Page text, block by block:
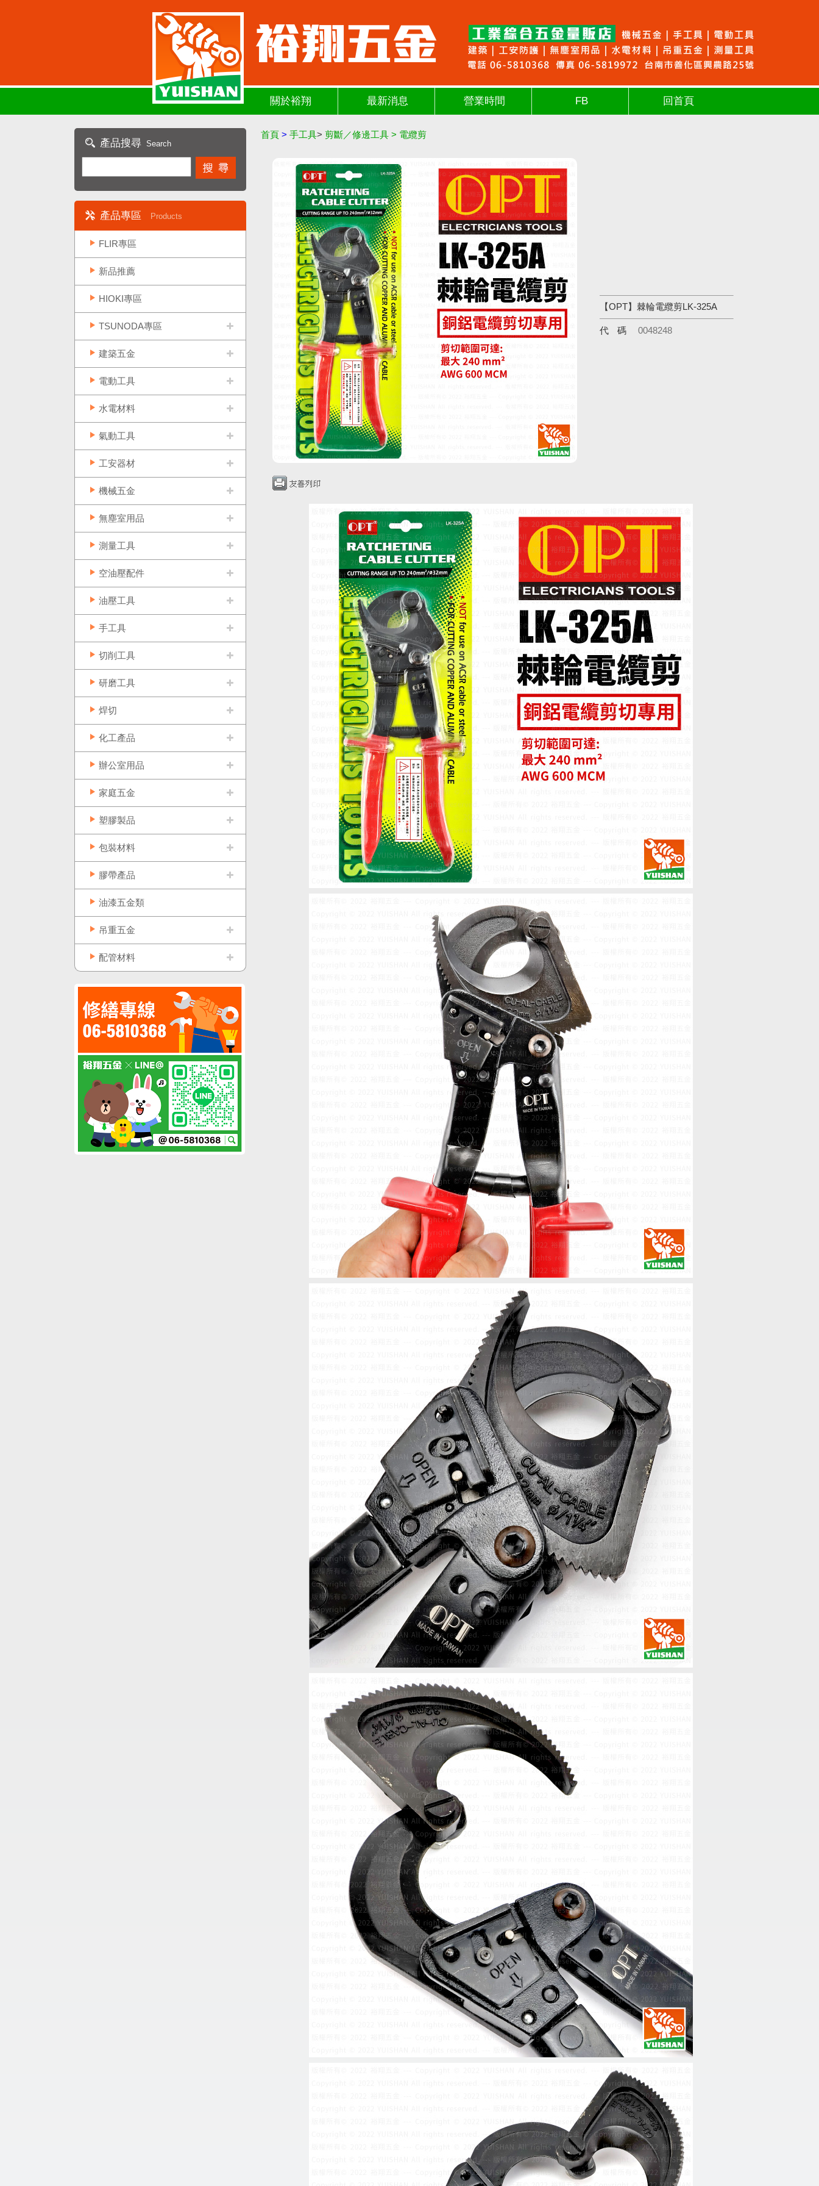
關於裕翔 最新消息 營業時間 FB 回首頁
產品搜尋 Search
產品專區 Products
FLIR專區
新品推薦
HIOKI專區
TSUNODA專區
建築五金
電動工具
水電材料
氣動工具
工安器材
機械五金
無塵室用品
測量工具
空油壓配件
油壓工具
手工具
切削工具
研磨工具
焊切
化工產品
辦公室用品
家庭五金
塑膠製品
包裝材料
膠帶產品
油漆五金類
吊重五金
配管材料
首頁 > 手工具> 剪斷／修邊工具 > 電纜剪
【OPT】棘輪電纜剪LK-325A
代碼 0048248